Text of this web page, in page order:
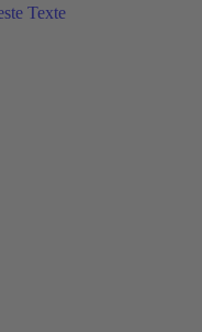
Texte